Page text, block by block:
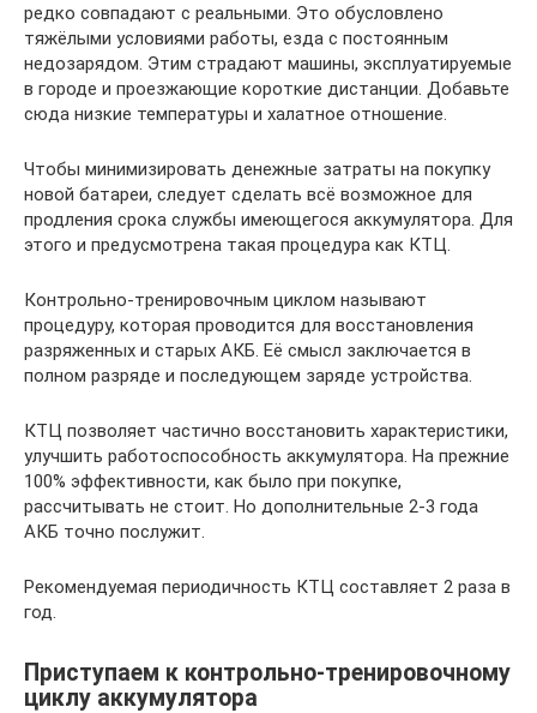
редко совпадают с реальными. Это обусловлено
тяжёлыми условиями работы, езда с постоянным
недозарядом. Этим страдают машины, эксплуатируемые
в городе и проезжающие короткие дистанции. Добавьте
сюда низкие температуры и халатное отношение.
Чтобы минимизировать денежные затраты на покупку
новой батареи, следует сделать всё возможное для
продления срока службы имеющегося аккумулятора. Для
этого и предусмотрена такая процедура как КТЦ.
Контрольно-тренировочным циклом называют
процедуру, которая проводится для восстановления
разряженных и старых АКБ. Её смысл заключается в
полном разряде и последующем заряде устройства.
КТЦ позволяет частично восстановить характеристики,
улучшить работоспособность аккумулятора. На прежние
100% эффективности, как было при покупке,
рассчитывать не стоит. Но дополнительные 2-3 года
АКБ точно послужит.
Рекомендуемая периодичность КТЦ составляет 2 раза в
год.
Приступаем к контрольно-тренировочному
циклу аккумулятора